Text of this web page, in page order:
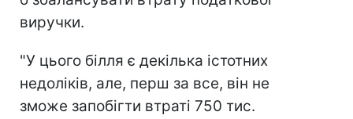
виручки.
"У цього білля є декілька істотних
недоліків, але, перш за все, він не
зможе запобігти втраті 750 тис.